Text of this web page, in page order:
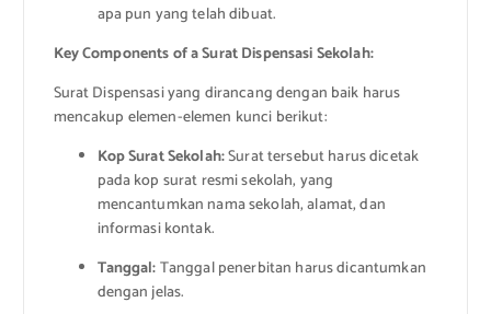
apa pun yang telah dibuat.
Key Components of a Surat Dispensasi Sekolah:
Surat Dispensasi yang dirancang dengan baik harus
mencakup elemen-elemen kunci berikut:
Kop Surat Sekolah:Surat tersebut harus dicetak
pada kop surat resmi sekolah, yang
mencantumkan nama sekolah, alamat, dan
informasi kontak.
Tanggal:Tanggal penerbitan harus dicantumkan
dengan jelas.